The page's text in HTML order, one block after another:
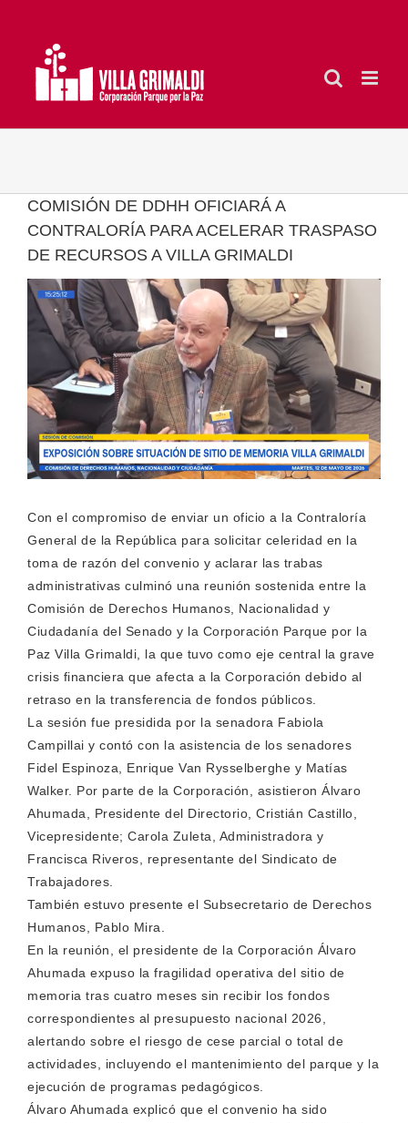
contenido
COMISIÓN DE DDHH OFICIARÁ A
CONTRALORÍA PARA ACELERAR TRASPASO
DE RECURSOS A VILLA GRIMALDI
Ver
imagen
más
grande
Con el compromiso de enviar un oficio a la Contraloría
General de la República para solicitar celeridad en la
toma de razón del convenio y aclarar las trabas
administrativas culminó una reunión sostenida entre la
Comisión de Derechos Humanos, Nacionalidad y
Ciudadanía del Senado y la Corporación Parque por la
Paz Villa Grimaldi, la que tuvo como eje central la grave
crisis financiera que afecta a la Corporación debido al
retraso en la transferencia de fondos públicos.
La sesión fue presidida por la senadora Fabiola
Campillai y contó con la asistencia de los senadores
Fidel Espinoza, Enrique Van Rysselberghe y Matías
Walker. Por parte de la Corporación, asistieron Álvaro
Ahumada, Presidente del Directorio, Cristián Castillo,
Vicepresidente; Carola Zuleta, Administradora y
Francisca Riveros, representante del Sindicato de
Trabajadores.
También estuvo presente el Subsecretario de Derechos
Humanos, Pablo Mira.
En la reunión, el presidente de la Corporación Álvaro
Ahumada expuso la fragilidad operativa del sitio de
memoria tras cuatro meses sin recibir los fondos
correspondientes al presupuesto nacional 2026,
alertando sobre el riesgo de cese parcial o total de
actividades, incluyendo el mantenimiento del parque y la
ejecución de programas pedagógicos.
Álvaro Ahumada explicó que el convenio ha sido